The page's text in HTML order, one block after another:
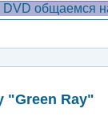
"Green Ray"